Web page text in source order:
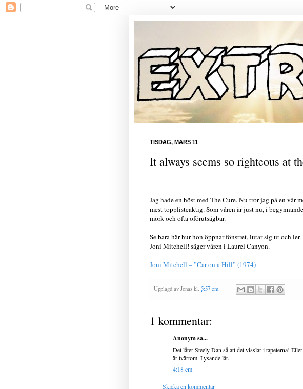
TISDAG, MARS 11
It always seems so righteous at
Jag hade en höst med The Cure. Nu tror jag på en vår
mest topplisteaktig. Som våren är just nu, i
mörk och ofta oförutsägbar.
Se bara här hur hon öppnar fönstret, lutar sig ut och
Joni Mitchell! säger våren i Laurel Canyon.
Joni Mitchell – ”Car on a Hill” (1974)
Upplagd av Jonas kl. 5:57 em
1 kommentar:
Anonym sa...
Det låter Steely Dan så att det visslar i tapeterna!
är tvärtom. Lysande låt.
4:18 em
Skicka en kommentar